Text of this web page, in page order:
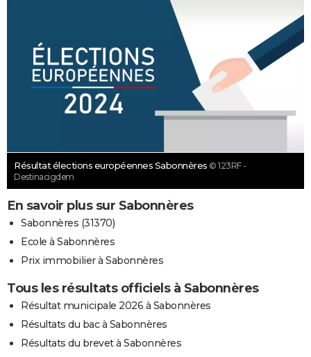
Résultat élections européennes Sabonnères © 123RF -
Destinacigdem
En savoir plus sur Sabonnères
Sabonnères (31370)
Ecole à Sabonnères
Prix immobilier à Sabonnères
Tous les résultats officiels à Sabonnères
Résultat municipale 2026 à Sabonnères
Résultats du bac à Sabonnères
Résultats du brevet à Sabonnères